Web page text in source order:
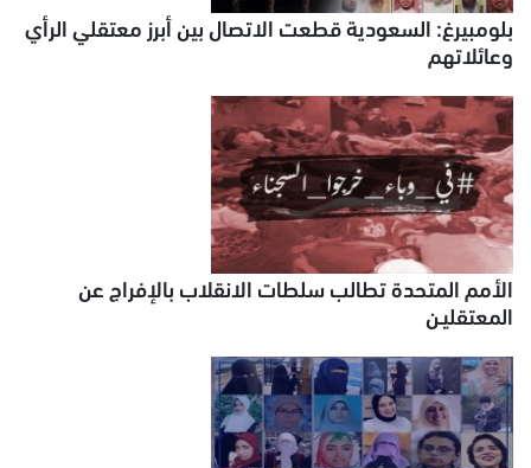
بلومبيرغ: السعودية قطعت الاتصال بين أبرز معتقلي الرأي
وعائلاتهم
الأمم المتحدة تطالب سلطات الانقلاب بالإفراج عن
المعتقليـن